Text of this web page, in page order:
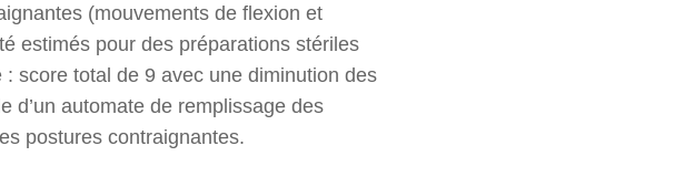
(mouvements de flexion et
estimés pour des préparations stériles
: score total de 9 avec une diminution des
d’un automate de remplissage des
postures contraignantes.